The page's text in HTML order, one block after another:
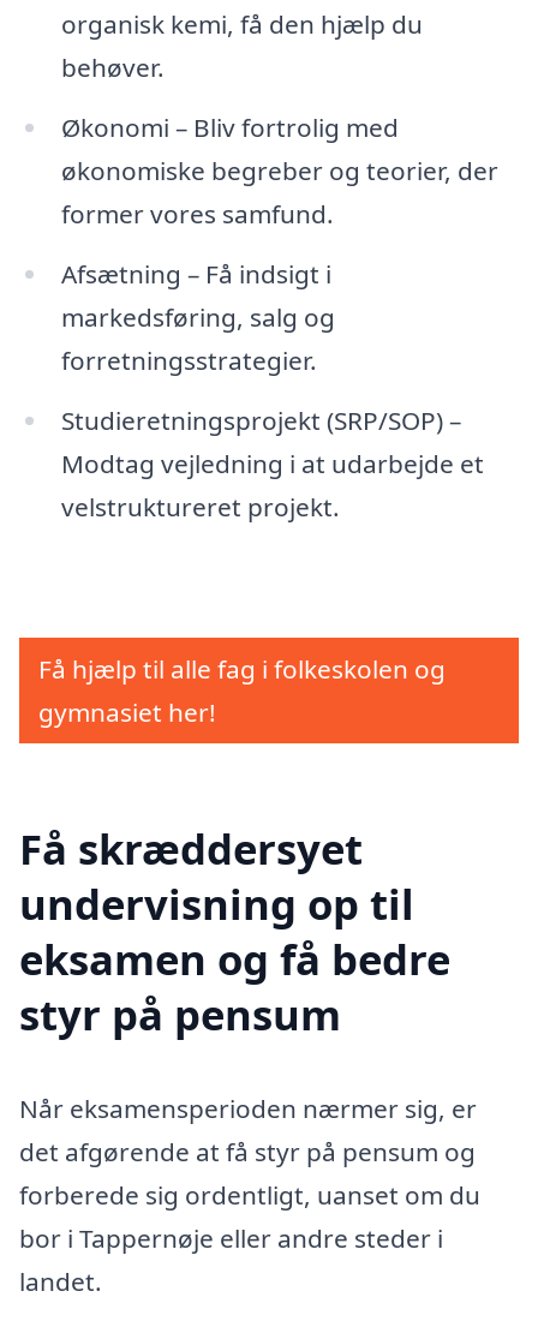
organisk kemi, få den hjælp du
behøver.
Økonomi – Bliv fortrolig med
økonomiske begreber og teorier, der
former vores samfund.
Afsætning – Få indsigt i
markedsføring, salg og
forretningsstrategier.
Studieretningsprojekt (SRP/SOP) –
Modtag vejledning i at udarbejde et
velstruktureret projekt.
Få hjælp til alle fag i folkeskolen og
gymnasiet her!
Få skræddersyet
undervisning op til
eksamen og få bedre
styr på pensum
Når eksamensperioden nærmer sig, er
det afgørende at få styr på pensum og
forberede sig ordentligt, uanset om du
bor i Tappernøje eller andre steder i
landet.